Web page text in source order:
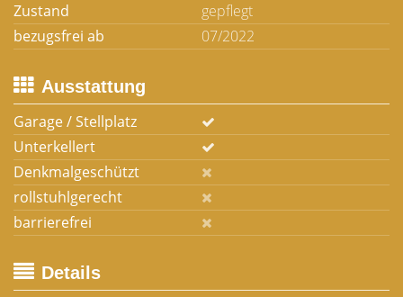
Zustand
gepflegt
bezugsfrei ab
07/2022
Ausstattung
Garage / Stellplatz
Unterkellert
Denkmalgeschützt
rollstuhlgerecht
barrierefrei
Details